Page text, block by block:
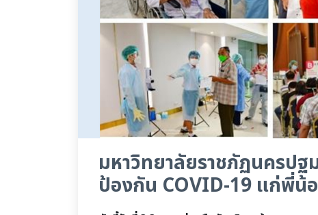
มหาวิทยาลัยราชภัฏนครป
ป้องกัน COVID-19 แก่พี่น้